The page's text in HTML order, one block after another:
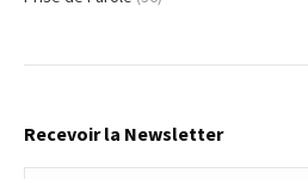
Recevoir la Newsletter